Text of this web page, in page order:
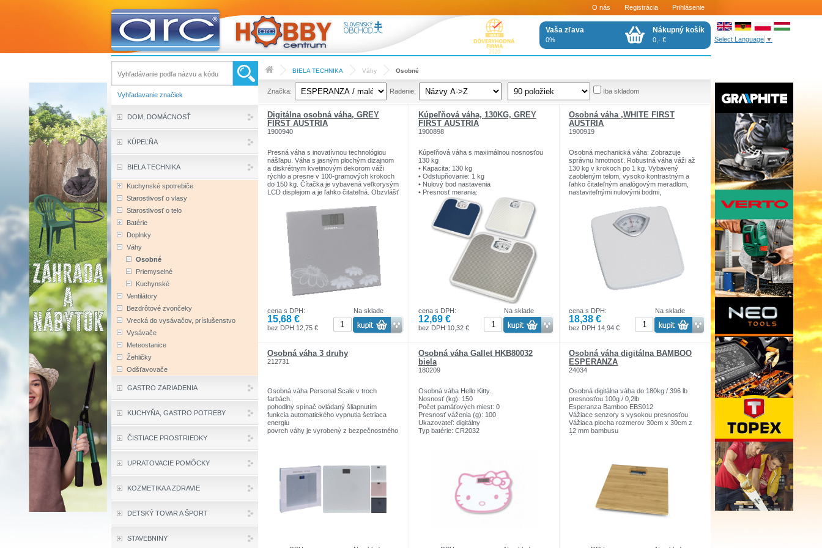
BIELA TECHNIKA Váhy Osobné
Značka: Radenie: Iba skladom
Digitálna osobná váha, GREY
FIRST AUSTRIA
1900940
Presná váha s inovatívnou technológiou
nášľapu. Váha s jasným plochým dizajnom
a diskrétnym kvetinovým dekorom váži
rýchlo a presne v 100-gramových krokoch
do 150 kg. Čítačka je vybavená veľkorysým
LCD displejom a je ľahko čitateľná. Obzvlášť
nastupovania. Váha sa automaticky zapne
dotykom nohy a po úspešnom vážení sa
opäť vypne. Nepotrebuješ robiť nič iné.
Vybavený ľahko udržiavateľným povrchom
pohodlným nášľapným povrchom pre
bezpečné a pohodlné státie, automatickým
vypínaním a protišmykovou základňou.
Ekonomická prevádzka na batériu s
gombíkovou bunkou (3 V, CR2032).
Na sklade
cena s DPH:
15,68 €
bez DPH 12,75 €
Kúpeľňová váha, 130KG, GREY
FIRST AUSTRIA
1900898
Kúpeľňová váha s maximálnou nosnosťou
130 kg
• Kapacita: 130 kg
• Odstupňovanie: 1 kg
• Nulový bod nastavenia
• Presnosť merania:
0 ~ 65 kg (130 lb), ± 1,2 číslice
65 ~ 130 kg (300 libier), ± 2,0 číslic
Na sklade
cena s DPH:
12,69 €
bez DPH 10,32 €
Osobná váha ,WHITE FIRST
AUSTRIA
1900919
Osobná mechanická váha: Zobrazuje
správnu hmotnosť. Robustná váha váži až
130 kg v krokoch po 1 kg. Vybavený
zaobleným telom, vysoko kontrastným a
ľahko čitateľným analógovým meradlom,
nastaviteľnými nulovými bodmi,
udržiavateľným povrchom.
Analógová kúpeľňová váha v bielej farbe.
Má protišmykový povrch a bez batérie
môže vážiť až 130 kg.
* Váži do 130 kg
* Protišmyková vážiaca plocha
* Funguje mechanicky bez batérií
* Odstupňovanie: 1kg
* Gombík nastavenia nulového bodu
Na sklade
cena s DPH:
18,38 €
bez DPH 14,94 €
Osobná váha 3 druhy
212731
Osobná váha Personal Scale v troch
farbách.
pohodlný spínač ovládaný šliapnutím
funkcia automatického vypnutia šetriaca
energiu
povrch váhy je vyrobený z bezpečnostného
zabezpečujúce presné výsledky merania
indikátor výmeny batérie
napájanie: 1x batéria CR2032 3V
Osobná váha Gallet HKB80032
biela
180209
Osobná váha Hello Kitty.
Nosnosť (kg): 150
Počet pamäťových miest: 0
Presnosť váženia (g): 100
Ukazovateľ: digitálny
Typ batérie: CR2032
Elektronická sklenená osobná váha
Merací rozsah 150 kg (330 lb./24st)
Meracie rozdelenie 100 g (0,2 lb)
Nový systém IHNEĎ VÁŽÍ: na váhu sa
stačí postaviť - dôjde automaticky k
zapnutiu a zváženiu
Osobná váha digitálna BAMBOO
ESPERANZA
24034
Osobná digitálna váha do 180kg / 396 lb
presnosťou 100g / 0,2lb
Esperanza Bamboo EBS012
Vážiace senzory s vysokou presnosťou
Vážiaca plocha rozmerov 30cm x 30cm z
12 mm bambusu
Indikácia slabej batérie
Signalizácia preťaženia
Tenký dizajn výška len 3,5cm
Napájaná 2x batéria 1,5V AAA
Vyhľadavanie značiek
DOM, DOMÁCNOSŤ
KÚPEĽŇA
BIELA TECHNIKA
Kuchynské spotrebiče
Starostlivosť o vlasy
Starostlivosť o telo
Batérie
Doplnky
Váhy
Osobné
Priemyselné
Kuchynské
Ventilátory
Bezdrôtové zvončeky
Vrecká do vysávačov, príslušenstvo
Vysávače
Meteostanice
Žehličky
Odšťavovače
GASTRO ZARIADENIA
KUCHYŇA, GASTRO POTREBY
ČISTIACE PROSTRIEDKY
UPRATOVACIE POMÔCKY
KOZMETIKA A ZDRAVIE
DETSKÝ TOVAR A ŠPORT
STAVEBNINY
O nás Registrácia Prihlásenie
Nákupný košík
0,- €
Vaša zľava
0% Select Language ▼